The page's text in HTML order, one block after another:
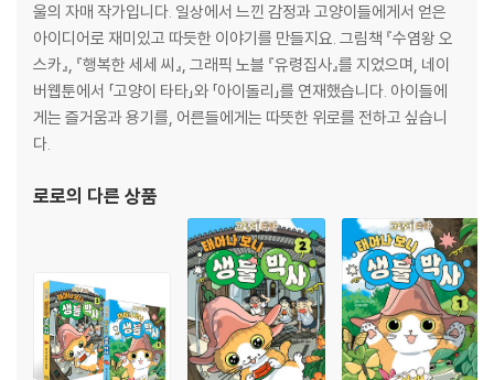
울의 자매 작가입니다. 일상에서 느낀 감정과 고양이들에게서 얻은
아이디어로 재미있고 따듯한 이야기를 만들지요. 그림책 『수염왕 오
스카』, 『행복한 세세 씨』, 그래픽 노블 『유령집사』를 지었으며, 네이
버웹툰에서 「고양이 타타」와 「아이돌리」를 연재했습니다. 아이들에
게는 즐거움과 용기를, 어른들에게는 따뜻한 위로를 전하고 싶습니
다.
로로의 다른 상품